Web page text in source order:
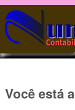
Você está